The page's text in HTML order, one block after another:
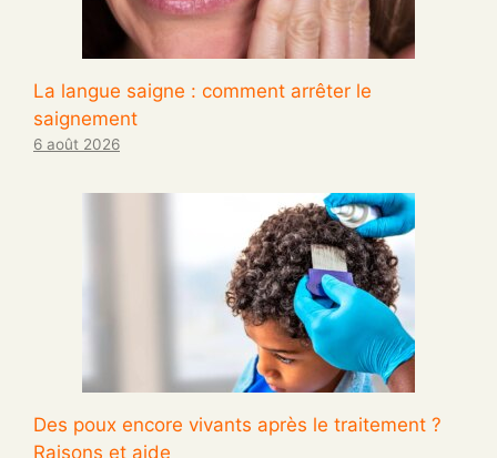
La langue saigne : comment arrêter le
saignement
6 août 2026
Des poux encore vivants après le traitement ?
Raisons et aide